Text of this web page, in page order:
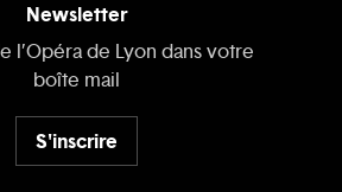
Newsletter
l’Opéra de Lyon dans votre
boîte mail
S'inscrire